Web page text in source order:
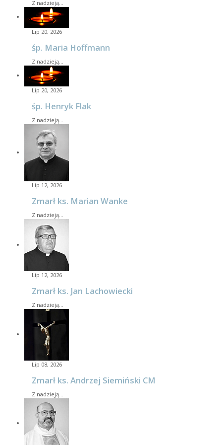
Z nadzieją…
Lip 20, 2026
śp. Maria Hoffmann
Z nadzieją…
Lip 20, 2026
śp. Henryk Flak
Z nadzieją…
Lip 12, 2026
Zmarł ks. Marian Wanke
Z nadzieją…
Lip 12, 2026
Zmarł ks. Jan Lachowiecki
Z nadzieją…
Lip 08, 2026
Zmarł ks. Andrzej Siemiński CM
Z nadzieją…